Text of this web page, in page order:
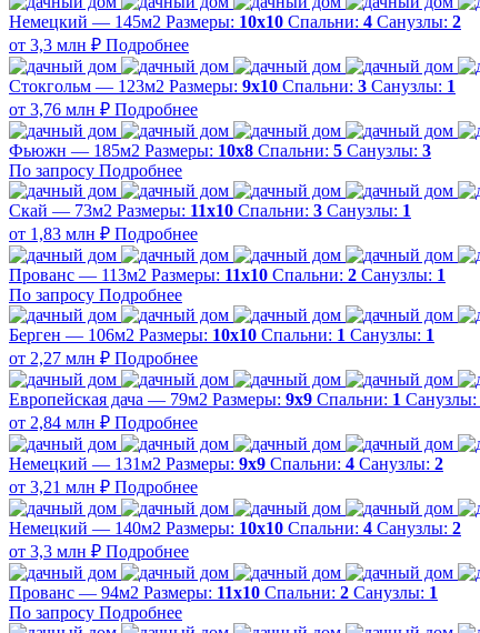
Немецкий — 145м2 Размеры: 10х10 Спальни: 4 Санузлы: 2
от 3,3 млн ₽ Подробнее
Стокгольм — 123м2 Размеры: 9х10 Спальни: 3 Санузлы: 1
от 3,76 млн ₽ Подробнее
Фьюжн — 185м2 Размеры: 10х8 Спальни: 5 Санузлы: 3
По запросу Подробнее
Скай — 73м2 Размеры: 11х10 Спальни: 3 Санузлы: 1
от 1,83 млн ₽ Подробнее
Прованс — 113м2 Размеры: 11х10 Спальни: 2 Санузлы: 1
По запросу Подробнее
Берген — 106м2 Размеры: 10х10 Спальни: 1 Санузлы: 1
от 2,27 млн ₽ Подробнее
Европейская дача — 79м2 Размеры: 9х9 Спальни: 1 Санузлы:
от 2,84 млн ₽ Подробнее
Немецкий — 131м2 Размеры: 9х9 Спальни: 4 Санузлы: 2
от 3,21 млн ₽ Подробнее
Немецкий — 140м2 Размеры: 10х10 Спальни: 4 Санузлы: 2
от 3,3 млн ₽ Подробнее
Прованс — 94м2 Размеры: 11х10 Спальни: 2 Санузлы: 1
По запросу Подробнее